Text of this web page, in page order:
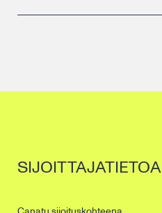
SIJOITTAJATIETOA